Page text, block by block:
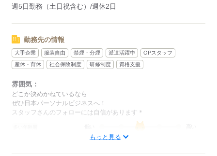
一息ついてリフレッシュ♪♪
【遅番スケジュール例】
11：30 ロッカーに荷物を入れ、業務開始に向けての準備
11：45 パンフレット希望者へ架電開始
13：30 10分休憩
13：40 架電再開～反響入電あり
15：00 1時間休憩
週5日勤務（土日祝含む）/週休2日
勤務先の情報
大手企業 服装自由 禁煙・分煙 派遣活躍中
OPスタッフ
産休・育休
社会保険制度 研修制度 資格支援
雰囲気：
どこか決めかねているなら
ぜひ日本パーソナルビジネスへ！
スタッフさんのフォローには自信があります＊
もっと見る